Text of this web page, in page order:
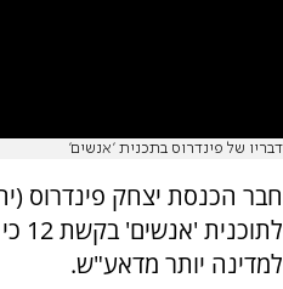
דבריו של פינדרוס בתכנית 'אנשים'
חבר הכנסת יצחק פינדרוס
למדינה יותר מדאע"ש.